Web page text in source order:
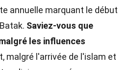
annuelle marquant le début
Saviez-vous que
les influences
malgré l'arrivée de l'islam et